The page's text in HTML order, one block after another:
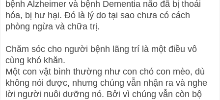
bệnh Alzheimer và bệnh Dementia não đã bị thoái
hóa, bị hư hại. Đó là lý do tại sao chưa có cách
phòng ngừa và chữa trị.
Chăm sóc cho người bệnh lãng trí là một điều vô
cùng khó khăn.
Một con vật bình thường như con chó con mèo, dù
không nói được, nhưng chúng vẫn nhận ra và nghe
lời người nuôi dưỡng nó. Bởi vì chúng vẫn còn bộ